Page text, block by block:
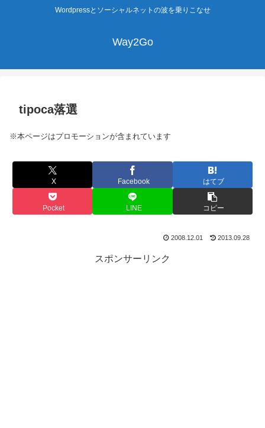
Wordpressとソーシャルネットの波を乗りこなせ
Way2Go
tipoca落選
※本ページはプロモーションが含まれています
X Facebook はてブ
Pocket LINE コピー
2008.12.01 2013.09.28
スポンサーリンク